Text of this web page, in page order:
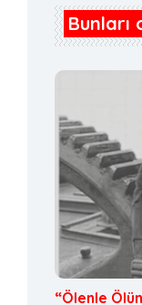
Bunları
“Ölenle